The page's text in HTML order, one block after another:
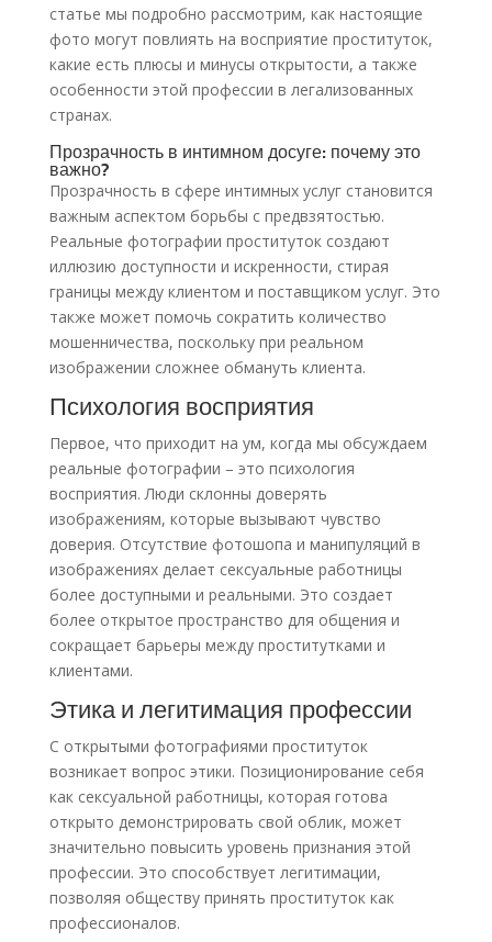
статье мы подробно рассмотрим, как настоящие
фото могут повлиять на восприятие проституток,
какие есть плюсы и минусы открытости, а также
особенности этой профессии в легализованных
странах.
Прозрачность в интимном досуге: почему это
важно?
Прозрачность в сфере интимных услуг становится
важным аспектом борьбы с предвзятостью.
Реальные фотографии проституток создают
иллюзию доступности и искренности, стирая
границы между клиентом и поставщиком услуг. Это
также может помочь сократить количество
мошенничества, поскольку при реальном
изображении сложнее обмануть клиента.
Психология восприятия
Первое, что приходит на ум, когда мы обсуждаем
реальные фотографии – это психология
восприятия. Люди склонны доверять
изображениям, которые вызывают чувство
доверия. Отсутствие фотошопа и манипуляций в
изображениях делает сексуальные работницы
более доступными и реальными. Это создает
более открытое пространство для общения и
сокращает барьеры между проститутками и
клиентами.
Этика и легитимация профессии
С открытыми фотографиями проституток
возникает вопрос этики. Позиционирование себя
как сексуальной работницы, которая готова
открыто демонстрировать свой облик, может
значительно повысить уровень признания этой
профессии. Это способствует легитимации,
позволяя обществу принять проституток как
профессионалов.